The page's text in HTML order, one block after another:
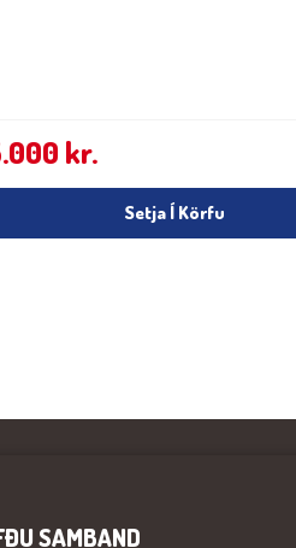
kr.
Setja Í Körfu
SAMBAND